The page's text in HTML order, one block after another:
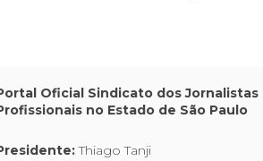
Oficial Sindicato dos Jornalistas
no Estado de São Paulo
Thiago Tanji